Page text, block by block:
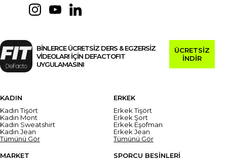
BİNLERCE ÜCRETSİZ DERS & EGZERSİZ
VİDEOLARI İÇİN DEFACTOFIT
UYGULAMASINI
ÜCRETSİZ
İNDİR
KADIN
Kadın Tişört
Kadın Mont
Kadın Sweatshirt
Kadın Jean
Tümünü Gör
ERKEK
Erkek Tişört
Erkek Şort
Erkek Eşofman
Erkek Jean
Tümünü Gör
MARKET
SPORCU BESİNLERİ